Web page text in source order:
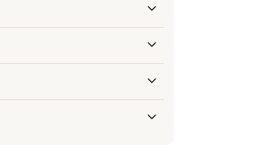
de entrega de 30